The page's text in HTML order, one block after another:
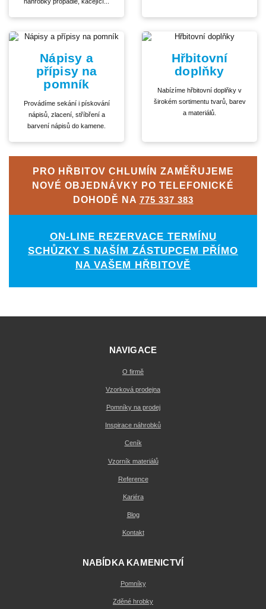
Nápisy a
přípisy na
pomník
Provádíme sekání i pískování
nápisů, zlacení, stříbření a
barvení nápisů do kamene.
Hřbitovní
doplňky
Nabízíme hřbitovní doplňky v
širokém sortimentu tvarů, barev
a materiálů.
PRO HŘBITOV CHLUMÍN ZAMĚŘUJEME
NOVÉ OBJEDNÁVKY PO TELEFONICKÉ
DOHODĚ NA 775 337 383
ON-LINE REZERVACE TERMÍNU
SCHŮZKY S NAŠÍM ZÁSTUPCEM PŘÍMO
NA VAŠEM HŘBITOVĚ
NAVIGACE
O firmě
Vzorková prodejna
Pomníky na prodej
Inspirace náhrobků
Ceník
Vzorník materiálů
Reference
Kariéra
Blog
Kontakt
NABÍDKA KAMENICTVÍ
Pomníky
Zděné hrobky